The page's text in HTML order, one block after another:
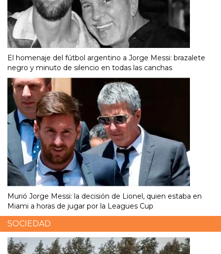
El homenaje del fútbol argentino a Jorge Messi: brazalete
negro y minuto de silencio en todas las canchas
Murió Jorge Messi: la decisión de Lionel, quien estaba en
Miami a horas de jugar por la Leagues Cup
SOCIEDAD